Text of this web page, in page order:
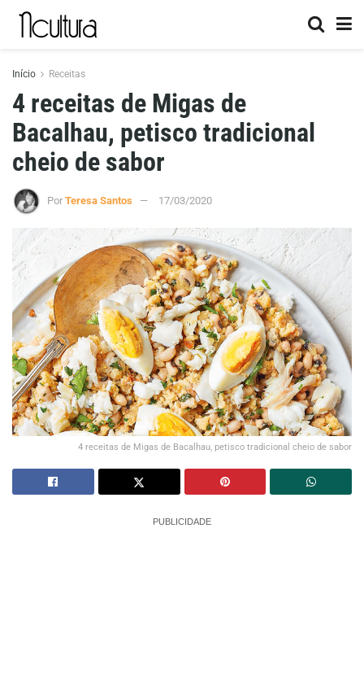
Início Receitas
4 receitas de Migas de
Bacalhau, petisco tradicional
cheio de sabor
Por Teresa Santos 17/03/2020
4 receitas de Migas de Bacalhau, petisco tradicional cheio de sabor
PUBLICIDADE